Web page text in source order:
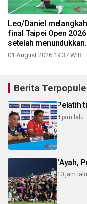
Leo/Daniel
final Taipei Open 2026
setelah menundukkan
ganda Jepang
01 August 2026 19:37 WIB
Berita
Pelatih
4 jam lalu
"Ayah,
10 jam lalu